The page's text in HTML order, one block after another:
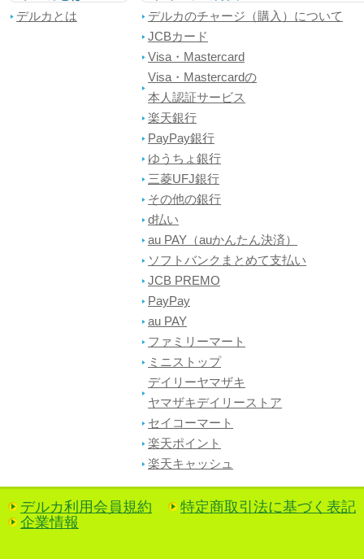
デルカとは
デルカのチャージ（購入）について
JCBカード
Visa・Mastercard
Visa・Mastercardの
本人認証サービス
楽天銀行
PayPay銀行
ゆうちょ銀行
三菱UFJ銀行
その他の銀行
d払い
au PAY（auかんたん決済）
ソフトバンクまとめて支払い
JCB PREMO
PayPay
au PAY
ファミリーマート
ミニストップ
デイリーヤマザキ
ヤマザキデイリーストア
セイコーマート
楽天ポイント
楽天キャッシュ
デルカ利用会員規約
特定商取引法に基づく表記
企業情報